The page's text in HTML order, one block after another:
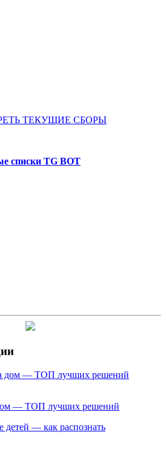
ТЕКУЩИЕ СБОРЫ
списки TG BOT
— ТОП лучших решений